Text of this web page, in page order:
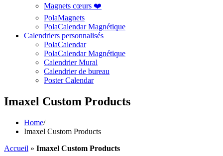
Magnets cœurs ❤️
PolaMagnets
PolaCalendar Magnétique
Calendriers personnalisés
PolaCalendar
PolaCalendar Magnétique
Calendrier Mural
Calendrier de bureau
Poster Calendar
Imaxel Custom Products
Home/
Imaxel Custom Products
Accueil » Imaxel Custom Products